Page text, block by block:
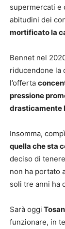
supermercati e
abitudini dei
mortificato la
Bennet nel
riducendone la
l’offerta
pressione
drasticamente
Insomma,
quella che sta
deciso di
non ha portato
soli tre anni ha
Sarà oggi
funzionare, in